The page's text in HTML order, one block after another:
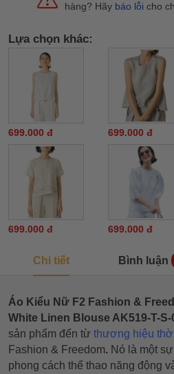
hàng? Hãy báo lỗi cho
Lựa chọn khác:
699.000 đ 699.000 đ
699.000 đ 699.000 đ
Chi tiết Bình luận
Áo Kiểu Nữ F2 Fashion &
White Linen Blouse AK519-T-
sản phẩm đến từ thương hiệu
Fashion & Freedom. Nó là một
phong cách thể thao năng động